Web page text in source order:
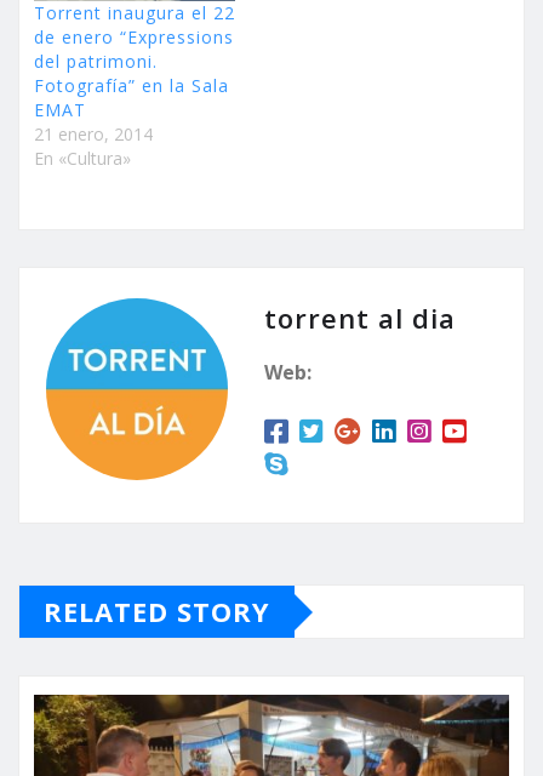
Torrent inaugura el 22
de enero “Expressions
del patrimoni.
Fotografía” en la Sala
EMAT
21 enero, 2014
En «Cultura»
torrent al dia
Web:
RELATED STORY